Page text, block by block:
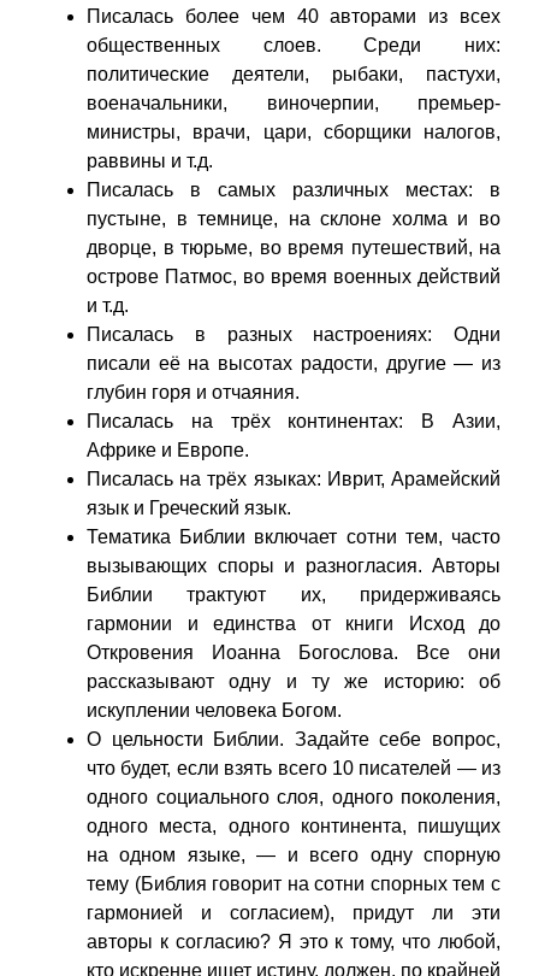
Писалась более чем 40 авторами из всех
общественных слоев. Среди них:
политические деятели, рыбаки, пастухи,
военачальники, виночерпии, премьер-
министры, врачи, цари, сборщики налогов,
раввины и т.д.
Писалась в самых различных местах: в
пустыне, в темнице, на склоне холма и во
дворце, в тюрьме, во время путешествий, на
острове Патмос, во время военных действий
и т.д.
Писалась в разных настроениях: Одни
писали её на высотах радости, другие — из
глубин горя и отчаяния.
Писалась на трёх континентах: В Азии,
Африке и Европе.
Писалась на трёх языках: Иврит, Арамейский
язык и Греческий язык.
Тематика Библии включает сотни тем, часто
вызывающих споры и разногласия. Авторы
Библии трактуют их, придерживаясь
гармонии и единства от книги Исход до
Откровения Иоанна Богослова. Все они
рассказывают одну и ту же историю: об
искуплении человека Богом.
О цельности Библии. Задайте себе вопрос,
что будет, если взять всего 10 писателей — из
одного социального слоя, одного поколения,
одного места, одного континента, пишущих
на одном языке, — и всего одну спорную
тему (Библия говорит на сотни спорных тем с
гармонией и согласием), придут ли эти
авторы к согласию? Я это к тому, что любой,
кто искренне ищет истину, должен, по крайней